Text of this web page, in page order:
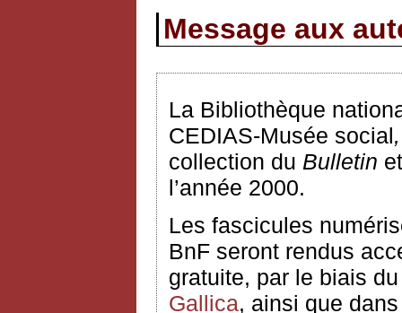
Message aux
La Bibliothèque
CEDIAS-Musée social,
collection du Bulletin
l’année 2000.
Les fascicules
BnF seront rendus
gratuite, par le biais
Gallica, ainsi que